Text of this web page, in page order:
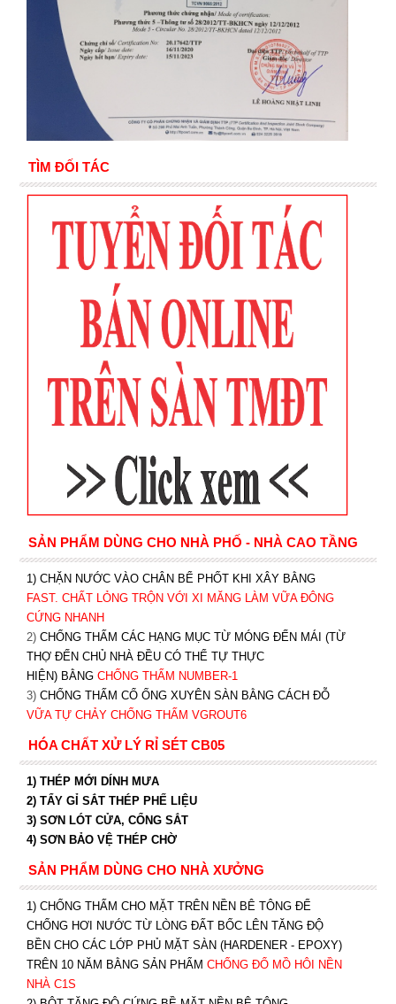
TÌM ĐỐI TÁC
SẢN PHẨM DÙNG CHO NHÀ PHỐ - NHÀ CAO TẦNG
1) CHẶN NƯỚC VÀO CHÂN BỂ PHỐT KHI XÂY BẰNG
FAST. CHẤT LỎNG TRỘN VỚI XI MĂNG LÀM VỮA ĐÔNG
CỨNG NHANH
2) CHỐNG THẤM CÁC HẠNG MỤC TỪ MÓNG ĐẾN MÁI (TỪ
THỢ ĐẾN CHỦ NHÀ ĐỀU CÓ THỂ TỰ THỰC
HIỆN) BẰNG CHỐNG THẤM NUMBER-1
3) CHỐNG THẤM CỔ ỐNG XUYÊN SÀN BẰNG CÁCH ĐỖ
VỮA TỰ CHẢY CHỐNG THẤM VGROUT6
HÓA CHẤT XỬ LÝ RỈ SÉT CB05
1) THÉP MỚI DÍNH MƯA
2) TẨY GỈ SẮT THÉP PHẾ LIỆU
3) SƠN LÓT CỬA, CỔNG SẮT
4) SƠN BẢO VỆ THÉP CHỜ
SẢN PHẨM DÙNG CHO NHÀ XƯỞNG
1) CHỐNG THẤM CHO MẶT TRÊN NỀN BÊ TÔNG ĐỂ
CHỐNG HƠI NƯỚC TỪ LÒNG ĐẤT BỐC LÊN TĂNG ĐỘ
BỀN CHO CÁC LỚP PHỦ MẶT SÀN (HARDENER - EPOXY)
TRÊN 10 NĂM BẰNG SẢN PHẨM CHỐNG ĐỔ MỒ HÔI NỀN
NHÀ C1S